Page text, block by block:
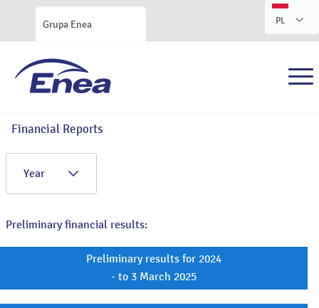
Grupa Enea PL
Financial Reports
Year
Preliminary financial results:
Preliminary results for 2024
- to 3 March 2025